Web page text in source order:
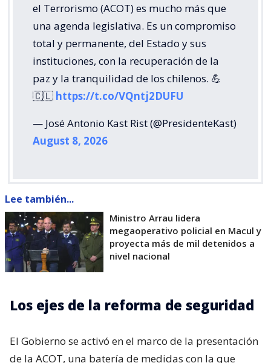
el Terrorismo (ACOT) es mucho más que
una agenda legislativa. Es un compromiso
total y permanente, del Estado y sus
instituciones, con la recuperación de la
paz y la tranquilidad de los chilenos. 💪
🇨🇱 https://t.co/VQntj2DUFU
— José Antonio Kast Rist (@PresidenteKast)
August 8, 2026
Lee también...
Ministro Arrau lidera
megaoperativo policial en Macul y
proyecta más de mil detenidos a
nivel nacional
Los ejes de la reforma de seguridad
El Gobierno se activó en el marco de la presentación
de la ACOT, una batería de medidas con la que